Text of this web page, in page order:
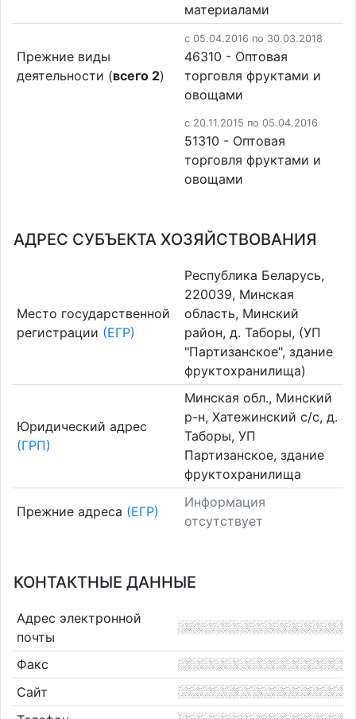
материалами
Прежние виды
деятельности (всего 2)
c 05.04.2016 по 30.03.2018
46310 - Оптовая
торговля фруктами и
овощами
c 20.11.2015 по 05.04.2016
51310 - Оптовая
торговля фруктами и
овощами
АДРЕС СУБЪЕКТА ХОЗЯЙСТВОВАНИЯ
Место государственной
регистрации (ЕГР)
Республика Беларусь,
220039, Минская
область, Минский
район, д. Таборы, (УП
"Партизанское", здание
фруктохранилища)
Юридический адрес
(ГРП)
Минская обл., Минский
р-н, Хатежинский с/с, д.
Таборы, УП
Партизанское, здание
фруктохранилища
Прежние адреса (ЕГР)
Информация
отсутствует
КОНТАКТНЫЕ ДАННЫЕ
Адрес электронной
почты
Факс
Сайт